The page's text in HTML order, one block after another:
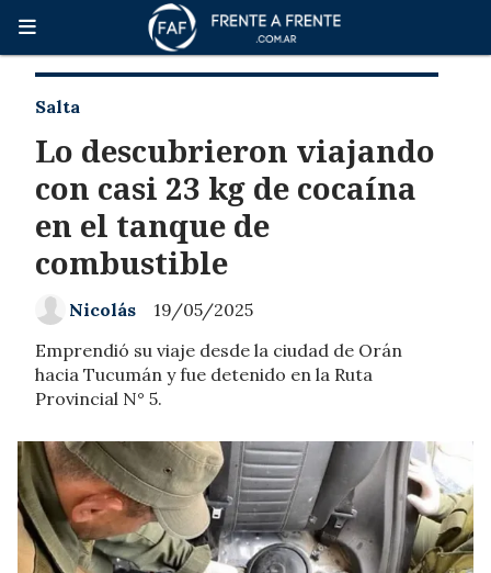
Lo descubrieron viajando
con casi 23 kg de cocaína
en el tanque de
combustible
Emprendió su viaje desde la ciudad de Orán
hacia Tucumán y fue detenido en la Ruta
Provincial N° 5.
Salta
19/05/2025
Nicolás